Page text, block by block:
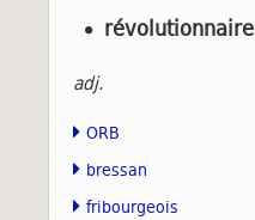
révolutionnaire
adj.
ORB
bressan
fribourgeois